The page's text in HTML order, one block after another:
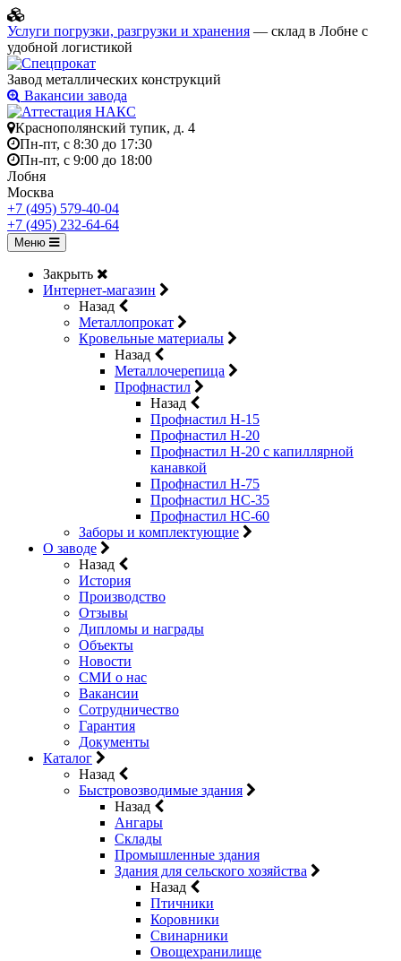
Услуги погрузки, разгрузки и хранения — склад в Лобне с
удобной логистикой
Завод металлических конструкций
Вакансии завода
Краснополянский тупик, д. 4
Пн-пт, с 8:30 до 17:30
Пн-пт, с 9:00 до 18:00
Лобня
Москва
+7 (495) 579-40-04
+7 (495) 232-64-64
Меню
Закрыть
Интернет-магазин
Назад
Металлопрокат
Кровельные материалы
Назад
Металлочерепица
Профнастил
Назад
Профнастил Н-15
Профнастил Н-20
Профнастил Н-20 с капиллярной
канавкой
Профнастил Н-75
Профнастил НС-35
Профнастил НС-60
Заборы и комплектующие
О заводе
Назад
История
Производство
Отзывы
Дипломы и награды
Объекты
Новости
СМИ о нас
Вакансии
Сотрудничество
Гарантия
Документы
Каталог
Назад
Быстровозводимые здания
Назад
Ангары
Склады
Промышленные здания
Здания для сельского хозяйства
Назад
Птичники
Коровники
Свинарники
Овощехранилище